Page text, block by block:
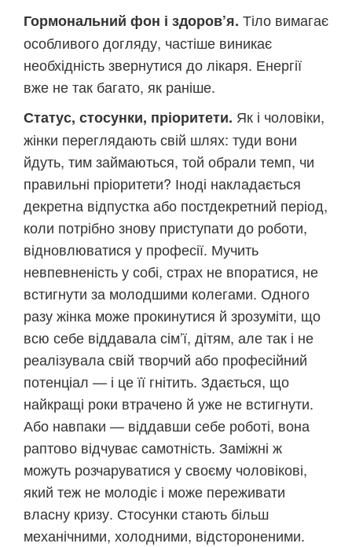
Гормональний фон і здоров’я. Тіло вимагає
особливого догляду, частіше виникає
необхідність звернутися до лікаря. Енергії
вже не так багато, як раніше.
Статус, стосунки, пріоритети. Як і чоловіки,
жінки переглядають свій шлях: туди вони
йдуть, тим займаються, той обрали темп, чи
правильні пріоритети? Іноді накладається
декретна відпустка або постдекретний період,
коли потрібно знову приступати до роботи,
відновлюватися у професії. Мучить
невпевненість у собі, страх не впоратися, не
встигнути за молодшими колегами. Одного
разу жінка може прокинутися й зрозуміти, що
всю себе віддавала сім’ї, дітям, але так і не
реалізувала свій творчий або професійний
потенціал — і це її гнітить. Здається, що
найкращі роки втрачено й уже не встигнути.
Або навпаки — віддавши себе роботі, вона
раптово відчуває самотність. Заміжні ж
можуть розчаруватися у своєму чоловікові,
який теж не молодіє і може переживати
власну кризу. Стосунки стають більш
механічними, холодними, відстороненими.